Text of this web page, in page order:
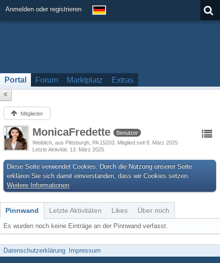
Anmelden oder registrieren
Portal Forum Marktplatz Extras
Mitglieder
MonicaFredette
Benutzer
Weiblich aus Pittsburgh, PA 15203 Mitglied seit 8. März 2025
Letzte Aktivität 13. März 2025
Diese Seite verwendet Cookies. Durch die Nutzung unserer Seite
erklären Sie sich damit einverstanden, dass wir Cookies setzen.
Weitere Informationen
Pinnwand Letzte Aktivitäten Likes Über mich
Es wurden noch keine Einträge an der Pinnwand verfasst.
Datenschutzerklärung Impressum